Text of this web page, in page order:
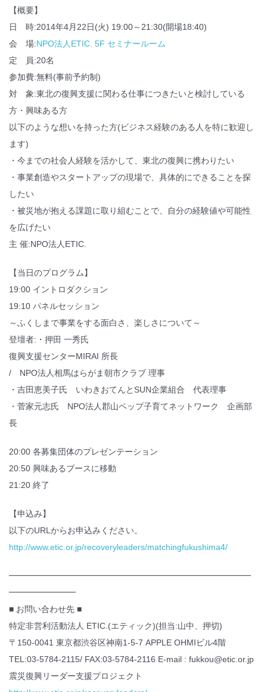
【概要】
日 時:2014年4月22日(火) 19:00～21:30(開場18:40)
会 場:NPO法人ETIC. 5F セミナールーム
定 員:20名
参加費:無料(事前予約制)
対 象:東北の復興支援に関わる仕事につきたいと検討している
方・興味ある方
以下のような想いを持った方(ビジネス経験のある人を特に歓迎し
ます)
・今までの社会人経験を活かして、東北の復興に携わりたい
・事業創造やスタートアップの現場で、具体的にできることを探
したい
・被災地が抱える課題に取り組むことで、自分の経験値や可能性
を広げたい
主 催:NPO法人ETIC.
【当日のプログラム】
19:00 イントロダクション
19:10 パネルセッション
～ふくしまで事業をする面白さ、楽しさについて～
登壇者:・押田 一秀氏
復興支援センターMIRAI 所長
/ NPO法人相馬はらがま朝市クラブ 理事
・吉田恵美子氏 いわきおてんとSUN企業組合 代表理事
・菅家元志氏 NPO法人郡山ペップ子育てネットワーク 企画部
長
20:00 各募集団体のプレゼンテーション
20:50 興味あるブースに移動
21:20 終了
【申込み】
以下のURLからお申込みください。
http://www.etic.or.jp/recoveryleaders/matchingfukushima4/
━━━━━━━━━━━━━━━━━━━━━━━━━━━━━
━━━━━━━━
■ お問い合わせ先 ■
特定非営利活動法人 ETIC.(エティック)(担当:山中、押切)
〒150-0041 東京都渋谷区神南1-5-7 APPLE OHMIビル4階
TEL:03-5784-2115/ FAX:03-5784-2116 E-mail : fukkou@etic.or.jp
震災復興リーダー支援プロジェクト